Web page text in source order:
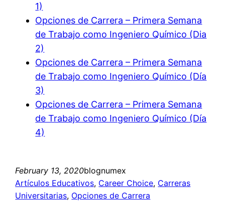
1)
Opciones de Carrera – Primera Semana
de Trabajo como Ingeniero Químico (Dia
2)
Opciones de Carrera – Primera Semana
de Trabajo como Ingeniero Químico (Día
3)
Opciones de Carrera – Primera Semana
de Trabajo como Ingeniero Químico (Día
4)
February 13, 2020blognumex
Artículos Educativos, Career Choice, Carreras
Universitarias, Opciones de Carrera